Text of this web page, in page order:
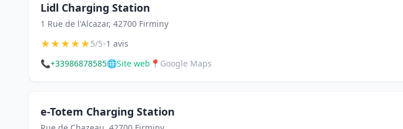
Lidl Charging Station
1 Rue de l'Alcazar, 42700 Firminy
★★★★★5/5•1 avis
📞+33986878585🌐Site web 📍 Google Maps
e-Totem Charging Station